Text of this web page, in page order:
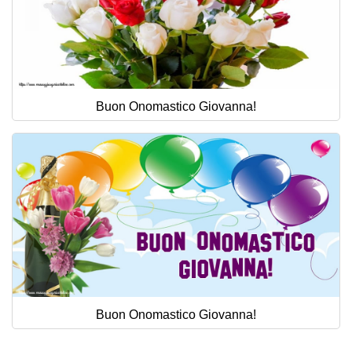
Buon Onomastico Giovanna!
Buon Onomastico Giovanna!